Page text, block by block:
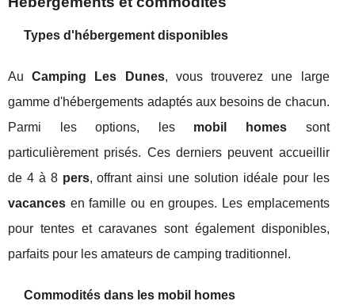
Types d'hébergement disponibles
AuCamping Les Dunes, vous trouverez une large
gamme d'hébergements adaptés aux besoins de chacun.
Parmi les options, les mobil homes sont
particulièrement prisés. Ces derniers peuvent accueillir
de 4 à 8 pers, offrant ainsi une solution idéale pour les
vacances en famille ou en groupes. Les emplacements
pour tentes et caravanes sont également disponibles,
parfaits pour les amateurs de camping traditionnel.
Commodités dans les mobil homes